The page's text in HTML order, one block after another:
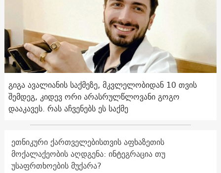
გიგა ავალიანის საქმეზე, მკვლელობიდან 10 თვის
შემდეგ, კიდევ ორი არასრულწლოვანი გოგო
დააკავეს. რას აჩვენებს ეს საქმე
ეთნიკური ქართველებისთვის აფხაზეთის
მოქალაქეობის აღდგენა: ინტეგრაცია თუ
უსაფრთხოების მუქარა?